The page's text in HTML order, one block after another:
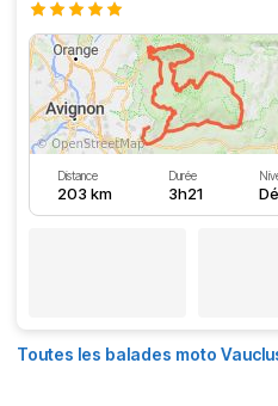
Distance
203 km
Durée
3h21
Toutes les balades moto